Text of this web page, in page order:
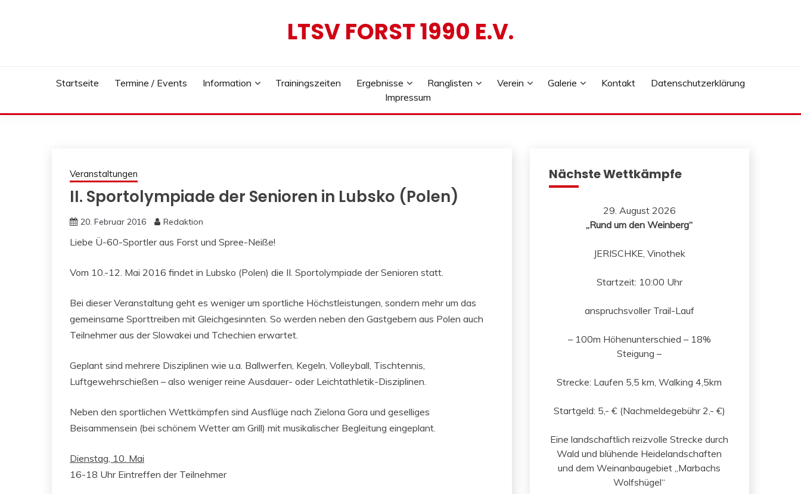
LTSV FORST 1990 E.V.
Startseite Termine / Events Information Trainingszeiten Ergebnisse Ranglisten Verein Galerie Kontakt
Datenschutzerklärung
Impressum
Veranstaltungen
II. Sportolympiade der Senioren in Lubsko (Polen)
20. Februar 2016 Redaktion
Liebe Ü-60-Sportler aus Forst und Spree-Neiße!
Vom 10.-12. Mai 2016 findet in Lubsko (Polen) die II. Sportolympiade der Senioren statt.
Bei dieser Veranstaltung geht es weniger um sportliche Höchstleistungen, sondern mehr um das
gemeinsame Sporttreiben mit Gleichgesinnten. So werden neben den Gastgebern aus Polen auch
Teilnehmer aus der Slowakei und Tchechien erwartet.
Geplant sind mehrere Disziplinen wie u.a. Ballwerfen, Kegeln, Volleyball, Tischtennis,
Luftgewehrschießen – also weniger reine Ausdauer- oder Leichtathletik-Disziplinen.
Neben den sportlichen Wettkämpfen sind Ausflüge nach Zielona Gora und geselliges
Beisammensein (bei schönem Wetter am Grill) mit musikalischer Begleitung eingeplant.
Dienstag, 10. Mai
16-18 Uhr Eintreffen der Teilnehmer
Nächste Wettkämpfe
29. August 2026
„Rund um den Weinberg“
JERISCHKE, Vinothek
Startzeit: 10:00 Uhr
anspruchsvoller Trail-Lauf
– 100m Höhenunterschied – 18%
Steigung –
Strecke: Laufen 5,5 km, Walking 4,5km
Startgeld: 5,- € (Nachmeldegebühr 2,- €)
Eine landschaftlich reizvolle Strecke durch
Wald und blühende Heidelandschaften
und dem Weinanbaugebiet „Marbachs
Wolfshügel“